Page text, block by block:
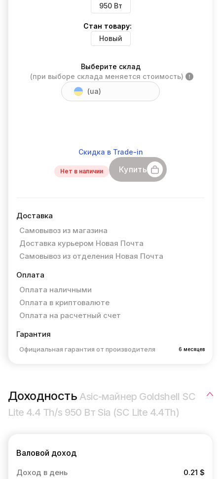
950 Вт
Стан товару:
Новый
Выберите склад
(при выборе склада меняется стоимость)
(ua)
Скидка в Trade-in
Нет в наличии Купить
Доставка
Самовывоз из магазина
Доставка курьером Новая Почта
Самовывоз из отделения Новая Почта
Оплата
Оплата наличными
Оплата в криптовалюте
Оплата на расчетный счет
Гарантия
Официальная гарантия от производителя 6 месяцев
ДоходностьAsic-майнер Goldshell SC
Lite 4.4 Th/s 950 Вт Sia (SC Lite 4.4Th)
Валовой доход
Доход в день
0.21 $